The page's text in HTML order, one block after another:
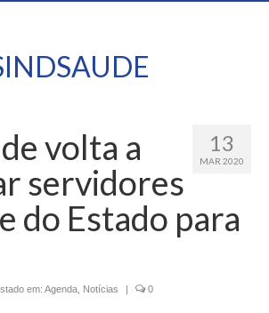
13
MAR 2020
volta a
servidores
do Estado para
em: Agenda Notícias | 0